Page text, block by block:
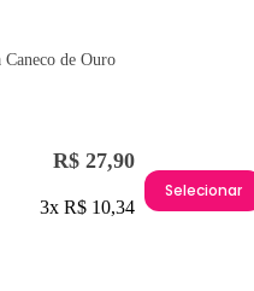
de Ouro
R$ 27,90
3x R$ 10,34
Selecionar